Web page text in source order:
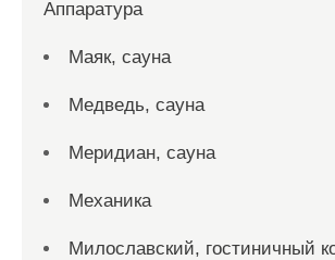
Аппаратура
Маяк, сауна
Медведь, сауна
Меридиан, сауна
Механика
Милославский, гостиничный